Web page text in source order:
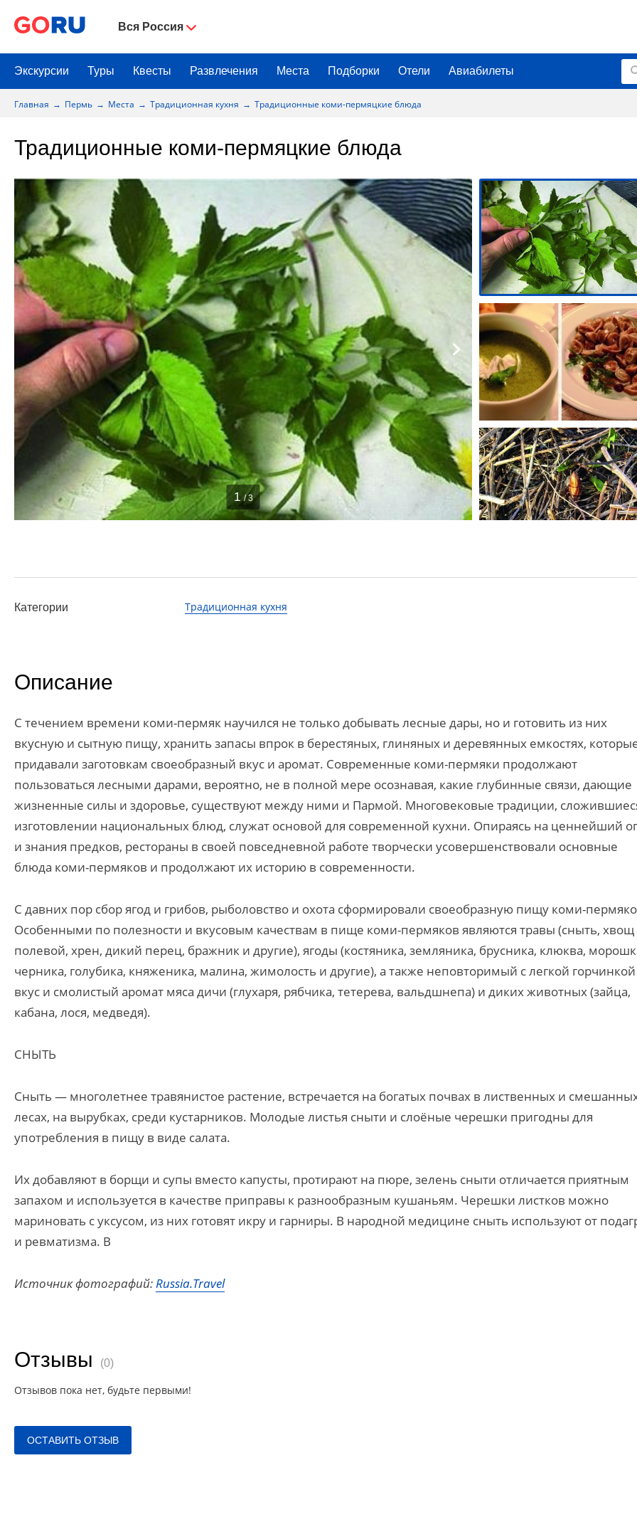
Вся Россия
Экскурсии Туры Квесты Развлечения Места Подборки Отели Авиабилеты
Главная Пермь Места Традиционная кухня Традиционные коми-пермяцкие блюда
Традиционные коми-пермяцкие блюда
1 / 3
Категории Традиционная кухня
Описание
С течением времени коми-пермяк научился не только добывать лесные дары, но и готовить из них
вкусную и сытную пищу, хранить запасы впрок в берестяных, глиняных и деревянных емкостях,
придавали заготовкам своеобразный вкус и аромат. Современные коми-пермяки продолжают
пользоваться лесными дарами, вероятно, не в полной мере осознавая, какие глубинные связи, дающие
жизненные силы и здоровье, существуют между ними и Пармой. Многовековые традиции,
изготовлении национальных блюд, служат основой для современной кухни. Опираясь на ценнейший
и знания предков, рестораны в своей повседневной работе творчески усовершенствовали основные
блюда коми-пермяков и продолжают их историю в современности.
С давних пор сбор ягод и грибов, рыболовство и охота сформировали своеобразную пищу коми-
Особенными по полезности и вкусовым качествам в пище коми-пермяков являются травы (сныть, хвощ
полевой, хрен, дикий перец, бражник и другие), ягоды (костяника, земляника, брусника, клюква,
черника, голубика, княженика, малина, жимолость и другие), а также неповторимый с легкой горчинкой
вкус и смолистый аромат мяса дичи (глухаря, рябчика, тетерева, вальдшнепа) и диких животных (зайца,
кабана, лося, медведя).
СНЫТЬ
Сныть — многолетнее травянистое растение, встречается на богатых почвах в лиственных и
лесах, на вырубках, среди кустарников. Молодые листья сныти и слоёные черешки пригодны для
употребления в пищу в виде салата.
Их добавляют в борщи и супы вместо капусты, протирают на пюре, зелень сныти отличается приятным
запахом и используется в качестве приправы к разнообразным кушаньям. Черешки листков можно
мариновать с уксусом, из них готовят икру и гарниры. В народной медицине сныть используют от
и ревматизма. В
Источник фотографий:Russia.Travel
Отзывы (0)
Отзывов пока нет, будьте первыми!
ОСТАВИТЬ ОТЗЫВ